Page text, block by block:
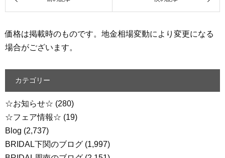
価格は掲載時のものです。地金相場変動により変更になる
場合がございます。
カテゴリー
☆お知らせ☆ (280)
☆フェア情報☆ (19)
Blog (2,737)
BRIDAL下関のブログ (1,997)